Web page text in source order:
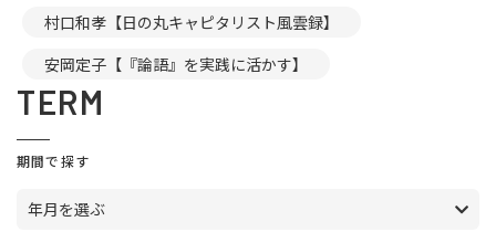
村口和孝【日の丸キャピタリスト風雲録】
安岡定子【『論語』を実践に活かす】
TERM
期間で探す
年月を選ぶ